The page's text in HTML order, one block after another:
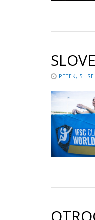
PETEK, 5.